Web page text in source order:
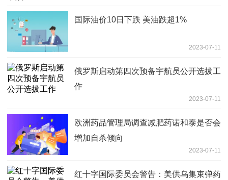
国际油价10日下跌 美油跌超1%
2023-07-11
俄罗斯启动第四次预备宇航员公开选拔工
作
2023-07-11
欧洲药品管理局调查减肥药诺和泰是否会
增加自杀倾向
2023-07-11
红十字国际委员会警告：美供乌集束弹药